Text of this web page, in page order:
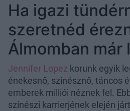
Ha igazi
szeretnéd
Álmomban már
Jennifer Lopez korunk egyik
énekesnő, színésznő, táncos
emberek milliói néznek fel.
színészi karrierjének elején